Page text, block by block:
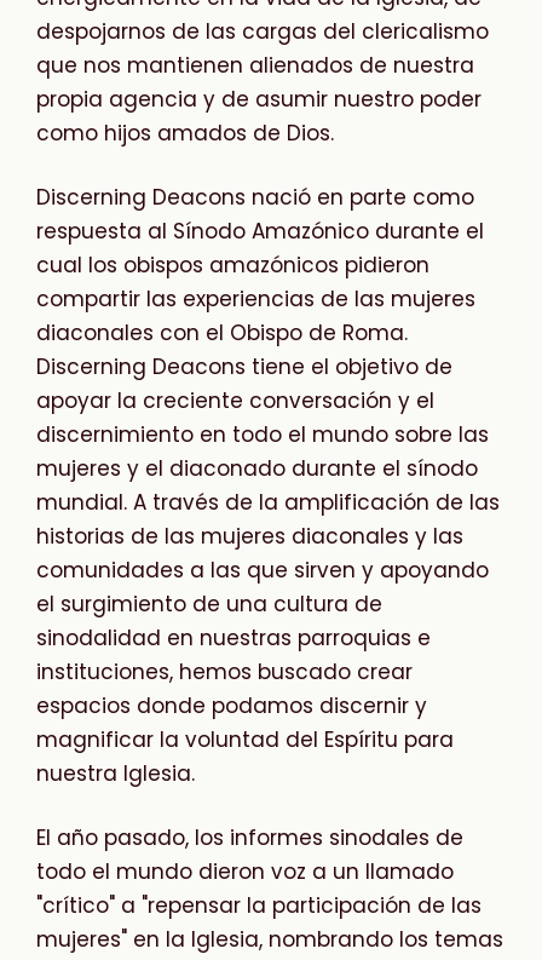
despojarnos de las cargas del clericalismo
que nos mantienen alienados de nuestra
propia agencia y de asumir nuestro poder
como hijos amados de Dios.
Discerning Deacons nació en parte como
respuesta al Sínodo Amazónico durante el
cual los obispos amazónicos pidieron
compartir las experiencias de las mujeres
diaconales con el Obispo de Roma.
Discerning Deacons tiene el objetivo de
apoyar la creciente conversación y el
discernimiento en todo el mundo sobre las
mujeres y el diaconado durante el sínodo
mundial. A través de la amplificación de las
historias de las mujeres diaconales y las
comunidades a las que sirven y apoyando
el surgimiento de una cultura de
sinodalidad en nuestras parroquias e
instituciones, hemos buscado crear
espacios donde podamos discernir y
magnificar la voluntad del Espíritu para
nuestra Iglesia.
El año pasado, los informes sinodales de
todo el mundo dieron voz a un llamado
"crítico" a "repensar la participación de las
mujeres" en la Iglesia, nombrando los temas